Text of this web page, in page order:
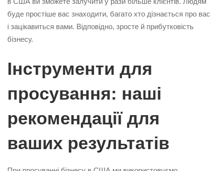
буде простіше вас знаходити, багато хто дізнається про вас
і зацікавиться вами. Відповідно, зросте й прибутковість
бізнесу.
Інструменти для
просування: наші
рекомендації для
ваших результатів